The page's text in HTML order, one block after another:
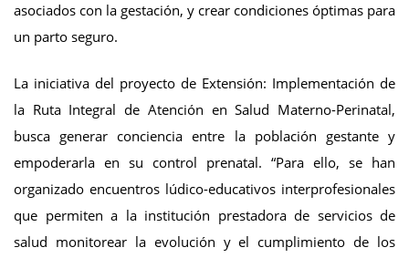
asociados con la gestación, y crear condiciones óptimas para
un parto seguro.
La iniciativa del proyecto de Extensión: Implementación de
la Ruta Integral de Atención en Salud Materno-Perinatal,
busca generar conciencia entre la población gestante y
empoderarla en su control prenatal. “Para ello, se han
organizado encuentros lúdico-educativos interprofesionales
que permiten a la institución prestadora de servicios de
salud monitorear la evolución y el cumplimiento de los